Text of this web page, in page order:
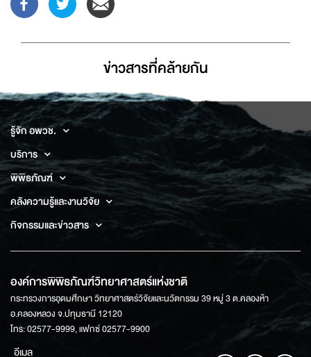
ข่าวสารที่่คล้ายกัน
รู้จัก อพวช.
บริการ
พิพิธภัณฑ์
คลังความรู้และงานวิจัย
กิจกรรมและข่าวสาร
องค์การพิพิธภัณฑ์วิทยาศาสตร์แห่งชาติ
กระทรวงการอุดมศึกษา วิทยาศาสตร์วิจัยและนวัตกรรม 39 หมู่ 3 ต.คลองห้า
อ.คลองหลวง จ.ปทุมธานี 12120
โทร: 02577-9999, แฟกซ์ 02577-9900
อีเมล